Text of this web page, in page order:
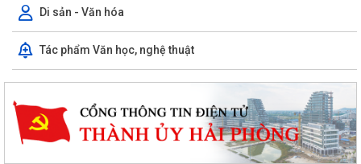
Di sản - Văn hóa
Tác phẩm Văn học, nghệ thuật